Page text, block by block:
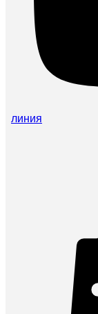
линия